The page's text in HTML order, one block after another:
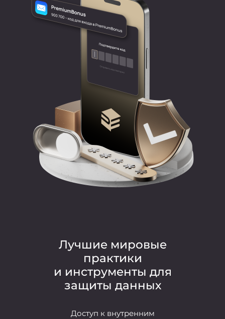
Лучшие мировые
практики
и инструменты для
защиты данных
Доступ к внутренним